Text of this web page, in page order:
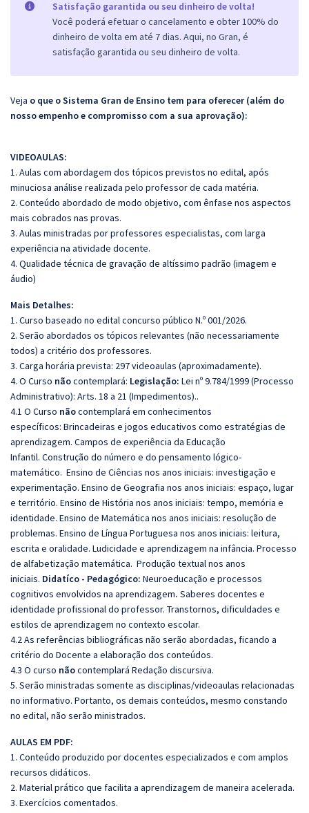
Satisfação garantida ou seu dinheiro de volta!
Você poderá efetuar o cancelamento e obter 100% do
dinheiro de volta em até 7 dias. Aqui, no Gran, é
satisfação garantida ou seu dinheiro de volta.
Veja o que o Sistema Gran de Ensino tem para oferecer (além do
nosso empenho e compromisso com a sua aprovação):
VIDEOAULAS:
1. Aulas com abordagem dos tópicos previstos no edital, após
minuciosa análise realizada pelo professor de cada matéria.
2. Conteúdo abordado de modo objetivo, com ênfase nos aspectos
mais cobrados nas provas.
3. Aulas ministradas por professores especialistas, com larga
experiência na atividade docente.
4. Qualidade técnica de gravação de altíssimo padrão (imagem e
áudio)
Mais Detalhes:
1. Curso baseado no edital concurso público N.º 001/2026.
2. Serão abordados os tópicos relevantes (não necessariamente
todos) a critério dos professores.
3. Carga horária prevista: 297 videoaulas (aproximadamente).
4. O Curso nãocontemplará: Legislação: Lei nº 9.784/1999 (Processo
Administrativo): Arts. 18 a 21 (Impedimentos)..
4.1 O Curso nãocontemplará em conhecimentos
específicos: Brincadeiras e jogos educativos como estratégias de
aprendizagem. Campos de experiência da Educação
Infantil. Construção do número e do pensamento lógico-
matemático. Ensino de Ciências nos anos iniciais: investigação e
experimentação. Ensino de Geografia nos anos iniciais: espaço, lugar
e território. Ensino de História nos anos iniciais: tempo, memória e
identidade. Ensino de Matemática nos anos iniciais: resolução de
problemas. Ensino de Língua Portuguesa nos anos iniciais: leitura,
escrita e oralidade. Ludicidade e aprendizagem na infância. Processo
de alfabetização matemática. Produção textual nos anos
iniciais. Didatíco - Pedagógico: Neuroeducação e processos
cognitivos envolvidos na aprendizagem. Saberes docentes e
identidade profissional do professor. Transtornos, dificuldades e
estilos de aprendizagem no contexto escolar.
4.2 As referências bibliográficas não serão abordadas, ficando a
critério do Docente a elaboração dos conteúdos.
4.3 O curso nãocontemplará Redação discursiva.
5. Serão ministradas somente as disciplinas/videoaulas relacionadas
no informativo. Portanto, os demais conteúdos, mesmo constando
no edital, não serão ministrados.
AULAS EM PDF:
1. Conteúdo produzido por docentes especializados e com amplos
recursos didáticos.
2. Material prático que facilita a aprendizagem de maneira acelerada.
3. Exercícios comentados.